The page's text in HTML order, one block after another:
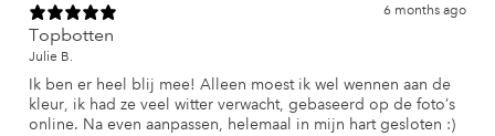
6 months ago
Topbotten
Julie B.
Ik ben er heel blij mee! Alleen moest ik wel wennen aan de
kleur, ik had ze veel witter verwacht, gebaseerd op de foto’s
online. Na even aanpassen, helemaal in mijn hart gesloten :)